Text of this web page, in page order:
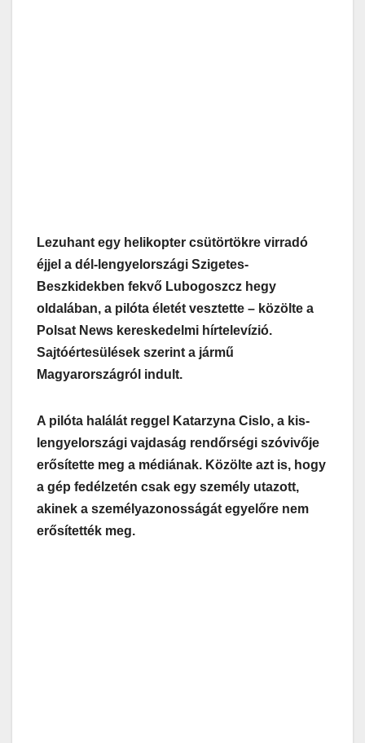
Lezuhant egy helikopter csütörtökre virradó
éjjel a dél-lengyelországi Szigetes-
Beszkidekben fekvő Lubogoszcz hegy
oldalában, a pilóta életét vesztette – közölte a
Polsat News kereskedelmi hírtelevízió.
Sajtóértesülések szerint a jármű
Magyarországról indult.
A pilóta halálát reggel Katarzyna Cislo, a kis-
lengyelországi vajdaság rendőrségi szóvivője
erősítette meg a médiának. Közölte azt is, hogy
a gép fedélzetén csak egy személy utazott,
akinek a személyazonosságát egyelőre nem
erősítették meg.